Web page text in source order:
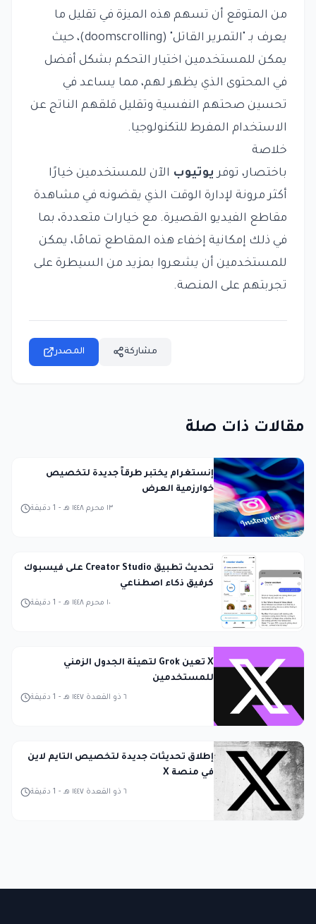
من المتوقع أن تسهم هذه الميزة في تقليل ما
يعرف بـ "التمرير القاتل" (doomscrolling)، حيث
يمكن للمستخدمين اختيار التحكم بشكل أفضل
في المحتوى الذي يظهر لهم، مما يساعد في
تحسين صحتهم النفسية وتقليل قلقهم الناتج عن
الاستخدام المفرط للتكنولوجيا.
خلاصة
باختصار، توفر يوتيوب الآن للمستخدمين خيارًا
أكثر مرونة لإدارة الوقت الذي يقضونه في مشاهدة
مقاطع الفيديو القصيرة. مع خيارات متعددة، بما
في ذلك إمكانية إخفاء هذه المقاطع تمامًا، يمكن
للمستخدمين أن يشعروا بمزيد من السيطرة على
تجربتهم على المنصة.
المصدر مشاركة
مقالات ذات صلة
إنستغرام يختبر طرقاً جديدة لتخصيص
خوارزمية العرض
1 دقيقة - ١٣ محرم ١٤٤٨ هـ
تحديث تطبيق Creator Studio على فيسبوك
كرفيق ذكاء اصطناعي
1 دقيقة - ١٠ محرم ١٤٤٨ هـ
X تعين Grok لتهيئة الجدول الزمني
للمستخدمين
1 دقيقة - ٦ ذو القعدة ١٤٤٧ هـ
إطلاق تحديثات جديدة لتخصيص التايم لاين
في منصة X
1 دقيقة - ٦ ذو القعدة ١٤٤٧ هـ